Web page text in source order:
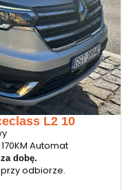
L2 10
Automat
dobę.
przy odbiorze.